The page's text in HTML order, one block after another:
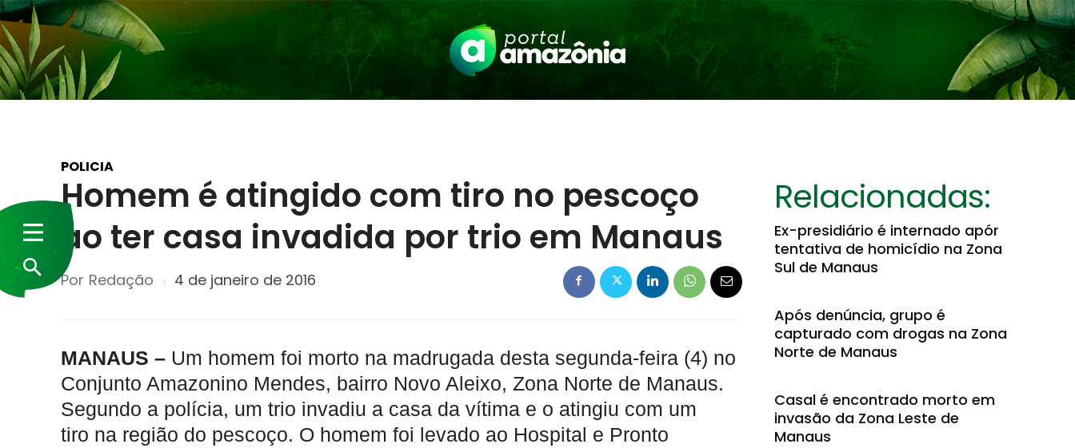
POLICIA
Homem é atingido com tiro no pescoço
ao ter casa invadida por trio em Manaus
Por Redação 4 de janeiro de 2016
MANAUS – Um homem foi morto na madrugada desta segunda-feira (4) no
Conjunto Amazonino Mendes, bairro Novo Aleixo, Zona Norte de Manaus.
Segundo a polícia, um trio invadiu a casa da vítima e o atingiu com um
tiro na região do pescoço. O homem foi levado ao Hospital e Pronto
Relacionadas:
Ex-presidiário é internado apór
tentativa de homicídio na Zona
Sul de Manaus
Após denúncia, grupo é
capturado com drogas na Zona
Norte de Manaus
Casal é encontrado morto em
invasão da Zona Leste de
Manaus